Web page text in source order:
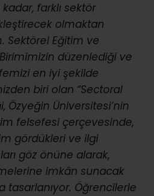
farklı sektör
olmaktan
Sektörel Eğitim ve
düzenlediği ve
en iyi şekilde
biri olan “Sectoral
Özyeğin Üniversitesi’nin
felsefesi çerçevesinde,
gördükleri ve ilgi
göz önüne alarak,
imkân sunacak
tasarlanıyor. Öğrencilerle